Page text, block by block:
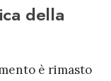
della
è rimasto